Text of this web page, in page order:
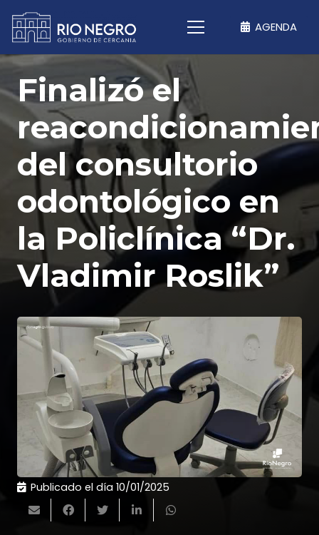
AGENDA
Finalizó el
del consultorio
odontológico en
la Policlínica “Dr.
Vladimir Roslik”
Publicado el día 10/01/2025